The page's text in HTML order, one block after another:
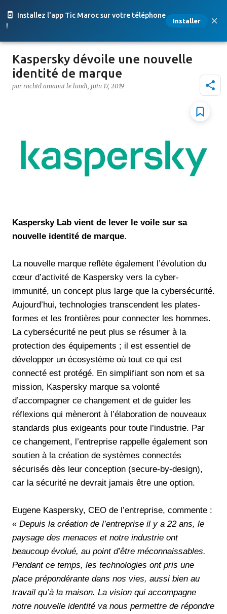
Installez l'app Tic Maroc sur votre téléphone
!
Installer
Accéder au contenu principal
Kaspersky dévoile une nouvelle
identité de marque
par rachid amaoui le lundi, juin 17, 2019
Kaspersky Lab vient de lever le voile sur sa
nouvelle identité de marque.
La nouvelle marque reflète également l’évolution du
cœur d’activité de Kaspersky vers la cyber-
immunité, un concept plus large que la cybersécurité.
Aujourd’hui, technologies transcendent les plates-
formes et les frontières pour connecter les hommes.
La cybersécurité ne peut plus se résumer à la
protection des équipements ; il est essentiel de
développer un écosystème où tout ce qui est
connecté est protégé. En simplifiant son nom et sa
mission, Kaspersky marque sa volonté
d’accompagner ce changement et de guider les
réflexions qui mèneront à l’élaboration de nouveaux
standards plus exigeants pour toute l’industrie. Par
ce changement, l’entreprise rappelle également son
soutien à la création de systèmes connectés
sécurisés dès leur conception (secure-by-design),
car la sécurité ne devrait jamais être une option.
Eugene Kaspersky, CEO de l’entreprise, commente :
« Depuis la création de l’entreprise il y a 22 ans, le
paysage des menaces et notre industrie ont
beaucoup évolué, au point d’être méconnaissables.
Pendant ce temps, les technologies ont pris une
place prépondérante dans nos vies, aussi bien au
travail qu’à la maison. La vision qui accompagne
notre nouvelle identité va nous permettre de répondre